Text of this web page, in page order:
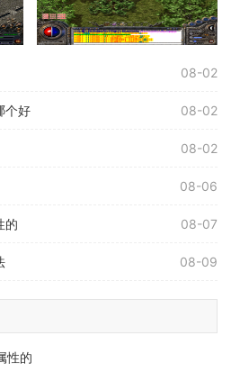
08-02
个好 08-02
08-02
08-06
的 08-07
08-09
性的